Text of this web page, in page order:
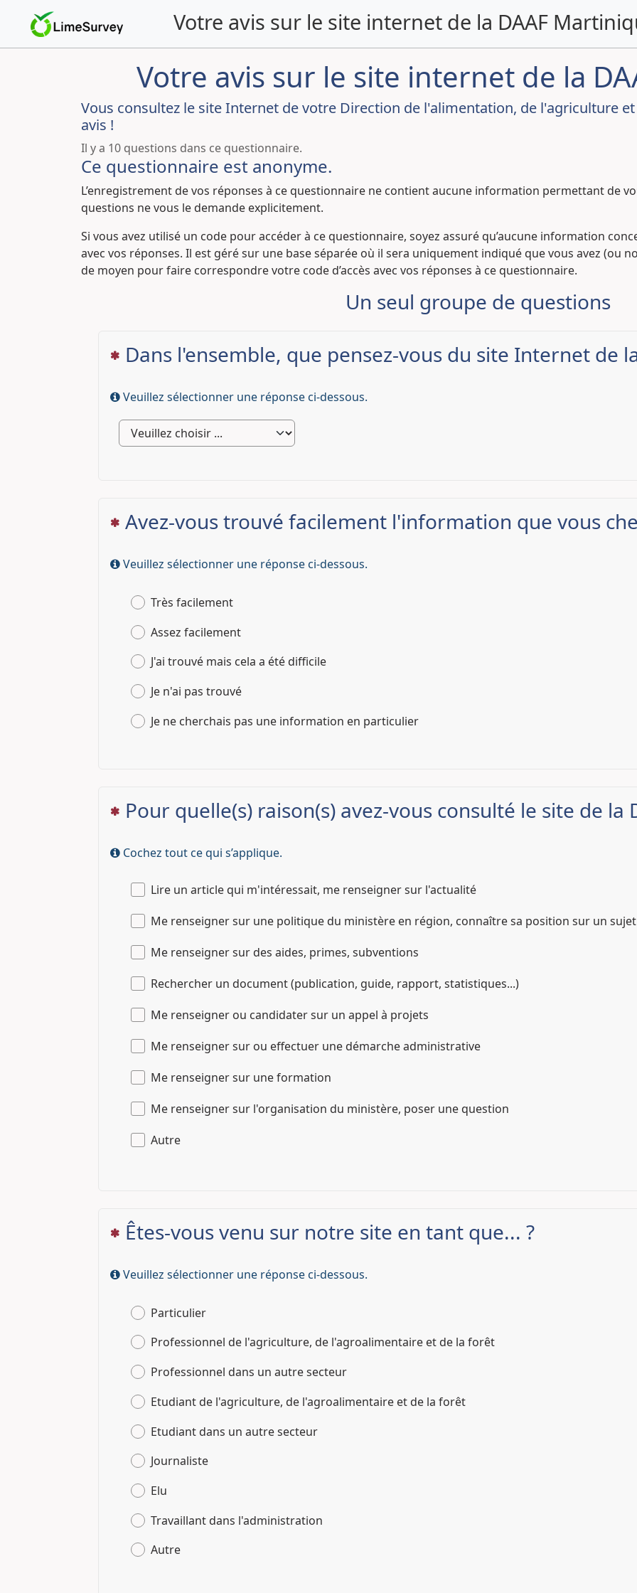
questionnaire
Votre avis sur le site internet de la DAAF
Votre avis sur le site internet de la
Vous consultez le site Internet de votre Direction de l'alimentation, de l'agriculture
avis !
Il y a 10 questions dans ce questionnaire.
Ce questionnaire est anonyme.
L’enregistrement de vos réponses à ce questionnaire ne contient aucune information permettant de
questions ne vous le demande explicitement.
Si vous avez utilisé un code pour accéder à ce questionnaire, soyez assuré qu’aucune information
avec vos réponses. Il est géré sur une base séparée où il sera uniquement indiqué que vous avez (ou
de moyen pour faire correspondre votre code d’accès avec vos réponses à ce questionnaire.
Un seul groupe de questions
(Cette question est obligatoire)
Dans l'ensemble, que pensez-vous du site Internet de
Veuillez sélectionner une réponse ci-dessous.
(Cette question est obligatoire)
Avez-vous trouvé facilement l'information que vous
Veuillez sélectionner une réponse ci-dessous.
Très facilement
Assez facilement
J'ai trouvé mais cela a été difficile
Je n'ai pas trouvé
Je ne cherchais pas une information en particulier
(Cette question est obligatoire)
Pour quelle(s) raison(s) avez-vous consulté le site de la
Cochez tout ce qui s’applique.
Lire un article qui m'intéressait, me renseigner sur l'actualité
Me renseigner sur une politique du ministère en région, connaître sa position sur un sujet
Me renseigner sur des aides, primes, subventions
Rechercher un document (publication, guide, rapport, statistiques...)
Me renseigner ou candidater sur un appel à projets
Me renseigner sur ou effectuer une démarche administrative
Me renseigner sur une formation
Me renseigner sur l'organisation du ministère, poser une question
Autre
(Cette question est obligatoire)
Êtes-vous venu sur notre site en tant que... ?
Veuillez sélectionner une réponse ci-dessous.
Particulier
Professionnel de l'agriculture, de l'agroalimentaire et de la forêt
Professionnel dans un autre secteur
Etudiant de l'agriculture, de l'agroalimentaire et de la forêt
Etudiant dans un autre secteur
Journaliste
Elu
Travaillant dans l'administration
Autre